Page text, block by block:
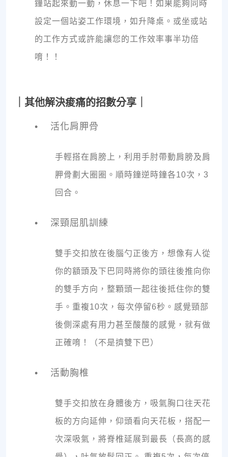
鐘站起來動一動，休息一下吧！如果能夠同時
設定一個站姿工作環境，如升降桌。或坐或站
的工作方式或許能讓您的工作效率事半功倍
唷！！
｜其他解決痠痛的招數分享｜
• 活化肩胛骨
手輕搭在肩膀上，利用手肘帶動肩膀及肩
胛骨劃大圈圈。順時鐘逆時鐘各10次，3
回合。
• 深頸屈肌訓練
雙手交扣放在後腦勺正後方，想像有人從
你的額頭及下巴同時將你的頭往後推向你
的雙手方向，整顆頭一起往後抵住你的雙
手。重複10次，每次停留6秒。感覺頸部
後側深處有用力甚至酸酸的感覺，就有做
正確唷！（不是擠雙下巴）
• 活動胸椎
雙手交扣放在身體後方，吸氣胸口往天花
板的方向延伸，仰頭看向天花板，搭配一
次深吸氣，將脊椎延展到最長（長高的感